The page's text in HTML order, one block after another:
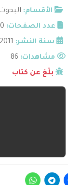
الأقسام:
عدد الصفحات:
سنة النشر: 2011 م
مشاهدات:
بلّغ عن كتاب